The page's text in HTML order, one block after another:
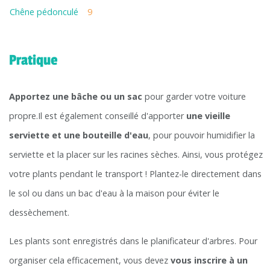
Chêne pédonculé 9
Pratique
Apportez une bâche ou un sac pour garder votre voiture
propre.Il est également conseillé d'apporter une vieille
serviette et une bouteille d'eau, pour pouvoir humidifier la
serviette et la placer sur les racines sèches. Ainsi, vous protégez
votre plants pendant le transport ! Plantez-le directement dans
le sol ou dans un bac d'eau à la maison pour éviter le
dessèchement.
Les plants sont enregistrés dans le planificateur d'arbres. Pour
organiser cela efficacement, vous devez vous inscrire à un